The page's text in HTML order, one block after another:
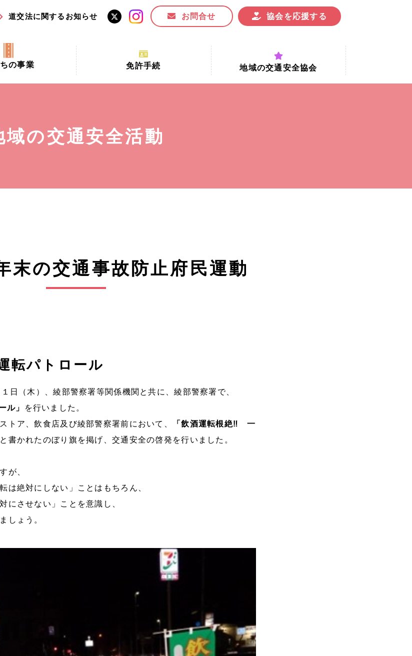
道交法に関するお知らせ お問合せ 協会を応援する
の事業
推進センター事業
活用事業
免許手続
手続場所の対象者及び受付時間
講習時間
地域の交通安全協会
域の交通安全活動
の交通事故防止府民運動
転パトロール
日（木）
、綾部警察署等関係機関と共に、綾部警察署で、
ル」
を行いました。
トア、飲食店及び綾部警察署前において、
「飲酒運転根絶‼ 一
と書かれたのぼり旗を掲げ、交通安全の啓発を行いました。
が、
は絶対にしない」ことはもちろん、
にさせない」ことを意識し、
しょう。